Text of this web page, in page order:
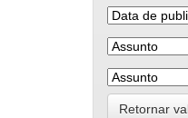
Retornar